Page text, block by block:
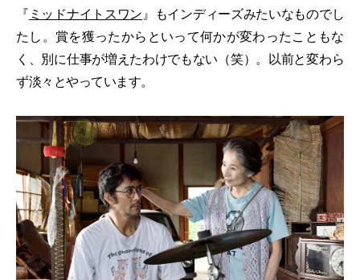
『 ミッドナイトスワン』もインディーズみたいなものでし
たし。賞を獲ったからといって何かが変わったこともな
く、別に仕事が増えたわけでもない（笑）。以前と変わら
ず淡々とやっています。